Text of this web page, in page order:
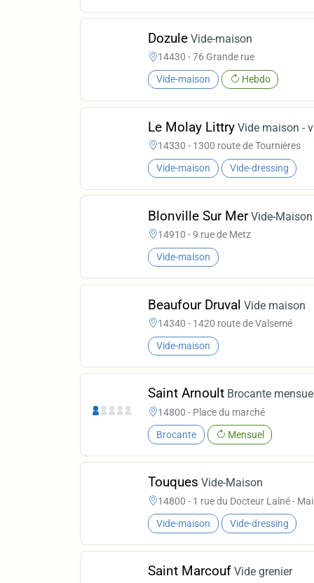
Dozule Vide-maison
14430 - 76 Grande rue
Vide-maison Hebdo
Le Molay Littry Vide maison -
14330 - 1300 route de Tournières
Vide-maison Vide-dressing
Blonville Sur Mer Vide-Maison
14910 - 9 rue de Metz
Vide-maison
Beaufour Druval Vide maison
14340 - 1420 route de Valsemé
Vide-maison
Saint Arnoult Brocante
14800 - Place du marché
Brocante Mensuel
Touques Vide-Maison
14800 - 1 rue du Docteur Lainé -
Vide-maison Vide-dressing
Saint Marcouf Vide grenier